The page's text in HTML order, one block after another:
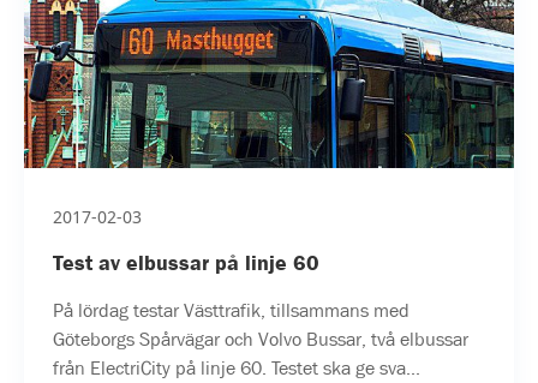
2017-02-03
Test av elbussar på linje 60
På lördag testar Västtrafik, tillsammans med
Göteborgs Spårvägar och Volvo Bussar, två elbussar
från ElectriCity på linje 60. Testet ska ge sva...